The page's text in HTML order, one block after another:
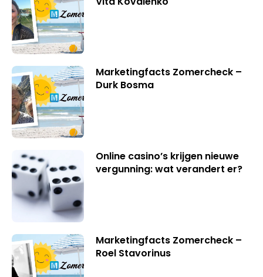
Marketingfacts Zomercheck –
Durk Bosma
Online casino’s krijgen nieuwe
vergunning: wat verandert er?
Marketingfacts Zomercheck –
Roel Stavorinus